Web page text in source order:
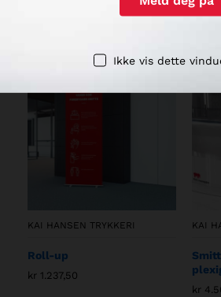
KAI HANSEN TRYKKERI
Roll-up
kr 1.237,50
KAI
kr
Ikke vis dette